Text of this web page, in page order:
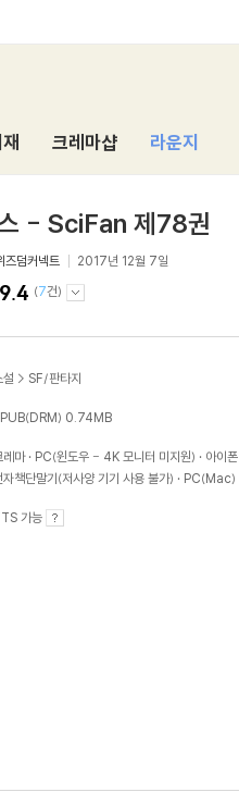
크레마샵 라운지
- SciFan 제78권
즈덤커넥트 2017년 12월 7일
9.4 (7건)
설 > SF/판타지
0.74MB
레마 PC(윈도우 - 4K 모니터 미지원) 아이폰
자책단말기(저사양 기기 사용 불가)
PC(Mac)
가능